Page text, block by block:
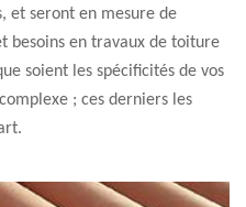
et seront en mesure de
besoins en travaux de toiture
soient les spécificités de vos
; ces derniers les